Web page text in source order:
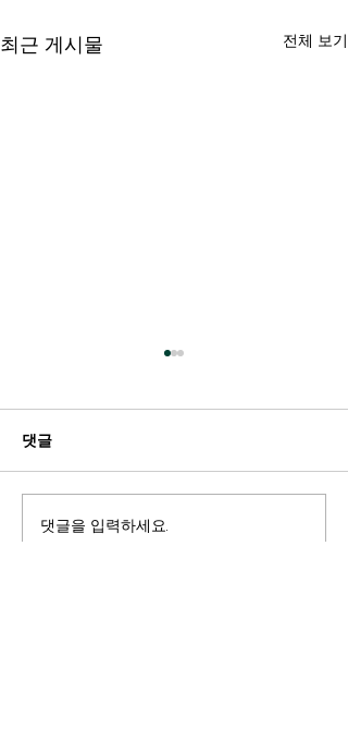
최근 게시물 전체 보기
서 일주일간 열린 성경관 세계
관 썸머 캠프의 영상입니다. 관
련자료: 성경적 세계관 아카데
댓글
댓글을 입력하세요.